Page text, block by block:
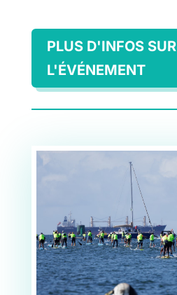
PLUS D'INFOS SUR
L'ÉVÉNEMENT